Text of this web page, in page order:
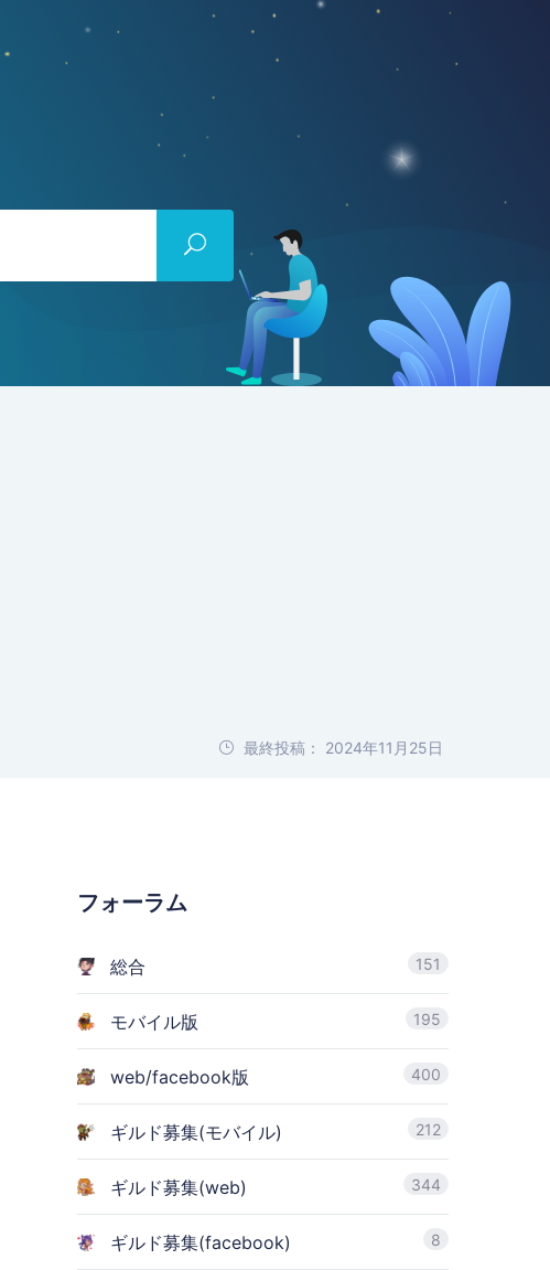
最終投稿： 2024年11月25日
フォーラム
総合 151
モバイル版 195
web/facebook版 400
ギルド募集(モバイル) 212
ギルド募集(web) 344
ギルド募集(facebook) 8